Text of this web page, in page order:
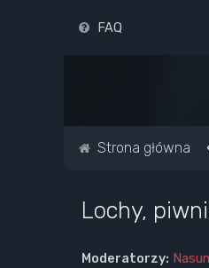
FAQ
Strona główna
Lochy,
Moderatorzy: